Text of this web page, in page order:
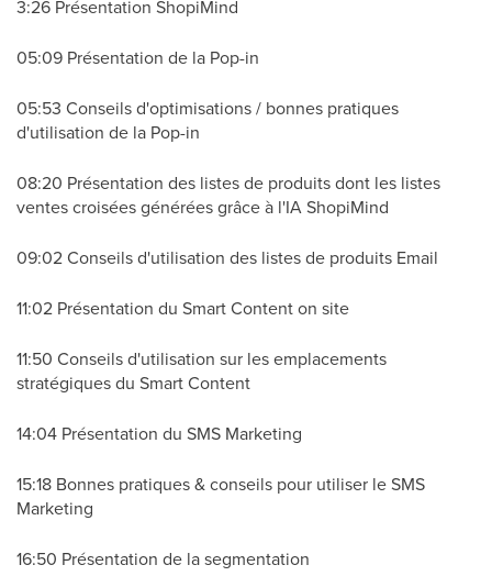
3:26 Présentation ShopiMind
05:09 Présentation de la Pop-in
05:53 Conseils d'optimisations / bonnes pratiques
d'utilisation de la Pop-in
08:20 Présentation des listes de produits dont les listes
ventes croisées générées grâce à l'IA ShopiMind
09:02 Conseils d'utilisation des listes de produits Email
11:02 Présentation du Smart Content on site
11:50 Conseils d'utilisation sur les emplacements
stratégiques du Smart Content
14:04 Présentation du SMS Marketing
15:18 Bonnes pratiques & conseils pour utiliser le SMS
Marketing
16:50 Présentation de la segmentation